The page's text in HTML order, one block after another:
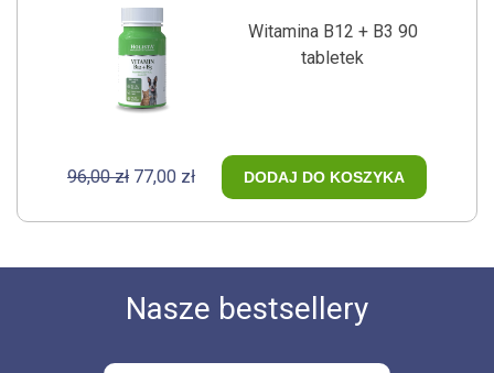
96,00 zł 77,00 zł DODAJ DO KOSZYKA
Witamina B12 + B3 90
tabletek
Nasze bestsellery